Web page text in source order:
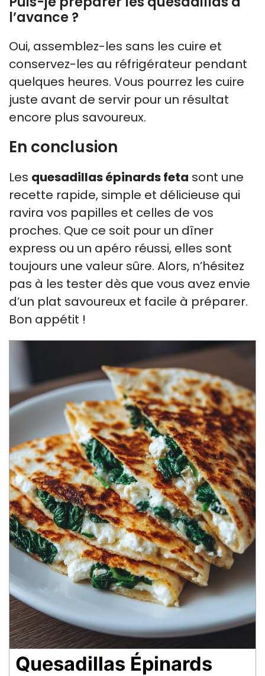
l’avance ?
Oui, assemblez-les sans les cuire et
conservez-les au réfrigérateur pendant
quelques heures. Vous pourrez les cuire
juste avant de servir pour un résultat
encore plus savoureux.
En conclusion
Les quesadillas épinards feta sont une
recette rapide, simple et délicieuse qui
ravira vos papilles et celles de vos
proches. Que ce soit pour un dîner
express ou un apéro réussi, elles sont
toujours une valeur sûre. Alors, n’hésitez
pas à les tester dès que vous avez envie
d’un plat savoureux et facile à préparer.
Bon appétit !
Quesadillas Épinards